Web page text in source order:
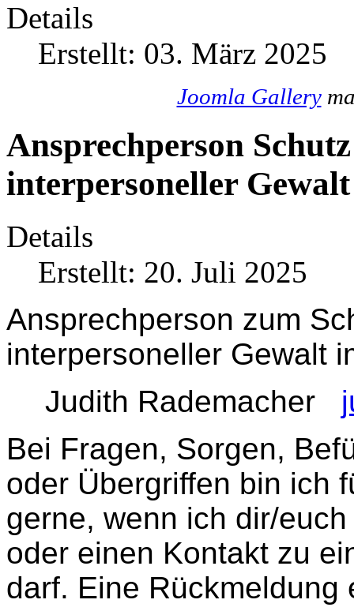
Details
Erstellt: 03. März 2025
Joomla Gallery
Ansprechperson
interpersoneller Gewalt
Details
Erstellt: 20. Juli 2025
Ansprechperson zum
interpersoneller Gewalt
Judith Rademacher
Bei Fragen, Sorgen,
oder Übergriffen bin ich
gerne, wenn ich dir/
oder einen Kontakt zu
darf. Eine Rückmeldung